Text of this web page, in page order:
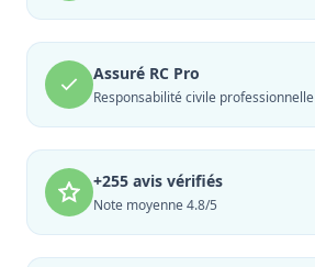
Assuré RC Pro
Responsabilité civile professionnelle
+255 avis vérifiés
Note moyenne 4.8/5